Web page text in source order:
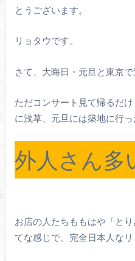
とうございます。
リョタウです。
さて、大晦日・元旦と東京で
ただコンサート見て帰るだ
に浅草、元旦には築地に行っ
外人さん多
お店の人たちももはや「と
てな感じで、完全日本人なリ